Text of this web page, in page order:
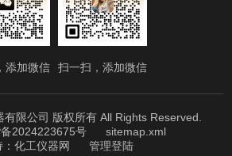
添加微信 扫一扫，添加微信
限公司 版权所有 All Rights Reserved.
2024223675号
sitemap.xml
化工仪器网 管理登陆